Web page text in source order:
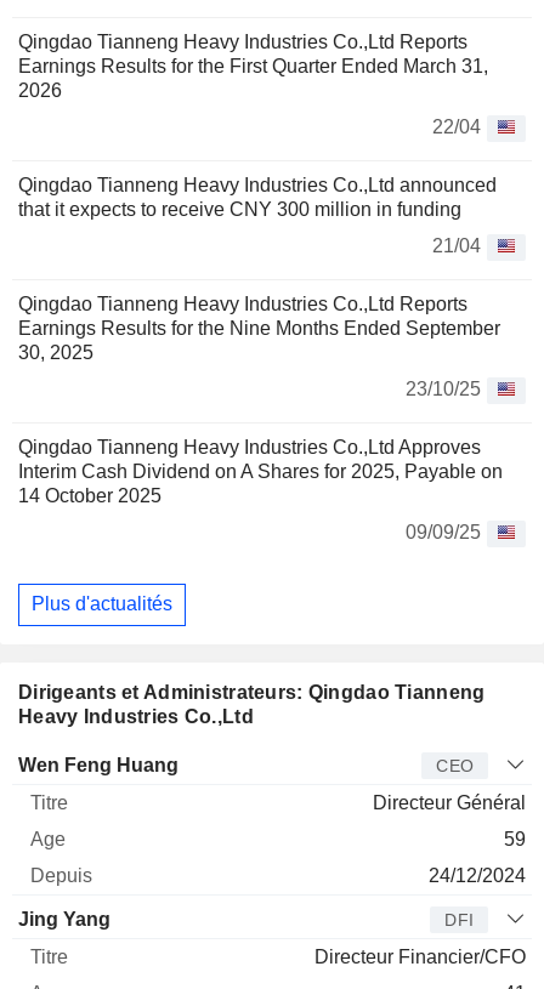
Qingdao Tianneng Heavy Industries Co.,Ltd Reports
Earnings Results for the First Quarter Ended March 31,
2026
22/04
Qingdao Tianneng Heavy Industries Co.,Ltd announced
that it expects to receive CNY 300 million in funding
21/04
Qingdao Tianneng Heavy Industries Co.,Ltd Reports
Earnings Results for the Nine Months Ended September
30, 2025
23/10/25
Qingdao Tianneng Heavy Industries Co.,Ltd Approves
Interim Cash Dividend on A Shares for 2025, Payable on
14 October 2025
09/09/25
Plus d'actualités
Dirigeants et Administrateurs: Qingdao Tianneng
Heavy Industries Co.,Ltd
Dirigeant Titre Age
Wen Feng Huang CEO
Directeur Général
59
24/12/2024
Jing Yang DFI
Directeur Financier/CFO